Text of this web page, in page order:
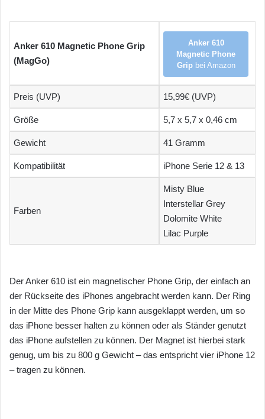
Anker 610 Magnetic Phone Grip
(MagGo)
Anker 610
Magnetic Phone
Gripbei Amazon
Preis (UVP) 15,99€ (UVP)
Größe 5,7 x 5,7 x 0,46 cm
Gewicht 41 Gramm
Kompatibilität iPhone Serie 12 & 13
Farben
Misty Blue
Interstellar Grey
Dolomite White
Lilac Purple
Der Anker 610 ist ein magnetischer Phone Grip, der einfach an
der Rückseite des iPhones angebracht werden kann. Der Ring
in der Mitte des Phone Grip kann ausgeklappt werden, um so
das iPhone besser halten zu können oder als Ständer genutzt
das iPhone aufstellen zu können. Der Magnet ist hierbei stark
genug, um bis zu 800 g Gewicht – das entspricht vier iPhone 12
– tragen zu können.